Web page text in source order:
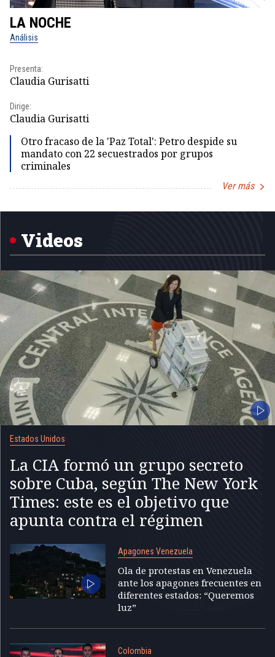
LA NOCHE
Análisis
Presenta:
Claudia Gurisatti
Dirige:
Claudia Gurisatti
Otro fracaso de la 'Paz Total': Petro despide su
mandato con 22 secuestrados por grupos
criminales
Ver más
1
Videos
Estados Unidos
La CIA formó un grupo secreto
sobre Cuba, según The New York
Times: este es el objetivo que
apunta contra el régimen
Apagones Venezuela
Ola de protestas en Venezuela
ante los apagones frecuentes en
diferentes estados: “Queremos
luz”
Colombia